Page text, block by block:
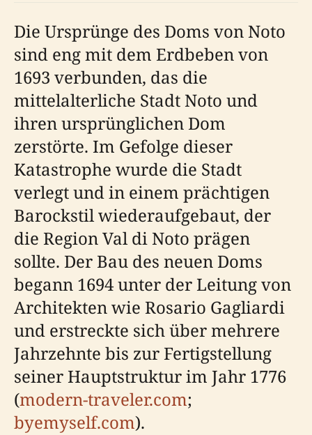
Die Ursprünge des Doms von Noto
sind eng mit dem Erdbeben von
1693 verbunden, das die
mittelalterliche Stadt Noto und
ihren ursprünglichen Dom
zerstörte. Im Gefolge dieser
Katastrophe wurde die Stadt
verlegt und in einem prächtigen
Barockstil wiederaufgebaut, der
die Region Val di Noto prägen
sollte. Der Bau des neuen Doms
begann 1694 unter der Leitung von
Architekten wie Rosario Gagliardi
und erstreckte sich über mehrere
Jahrzehnte bis zur Fertigstellung
seiner Hauptstruktur im Jahr 1776
(modern-traveler.com;
byemyself.com).